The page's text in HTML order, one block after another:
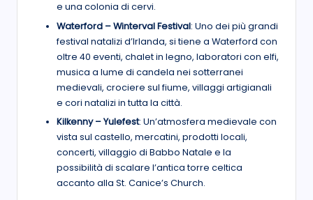
e una colonia di cervi.
Waterford – Winterval Festival: Uno dei più grandi
festival natalizi d’Irlanda, si tiene a Waterford con
oltre 40 eventi, chalet in legno, laboratori con elfi,
musica a lume di candela nei sotterranei
medievali, crociere sul fiume, villaggi artigianali
e cori natalizi in tutta la città.
Kilkenny – Yulefest: Un’atmosfera medievale con
vista sul castello, mercatini, prodotti locali,
concerti, villaggio di Babbo Natale e la
possibilità di scalare l’antica torre celtica
accanto alla St. Canice’s Church.